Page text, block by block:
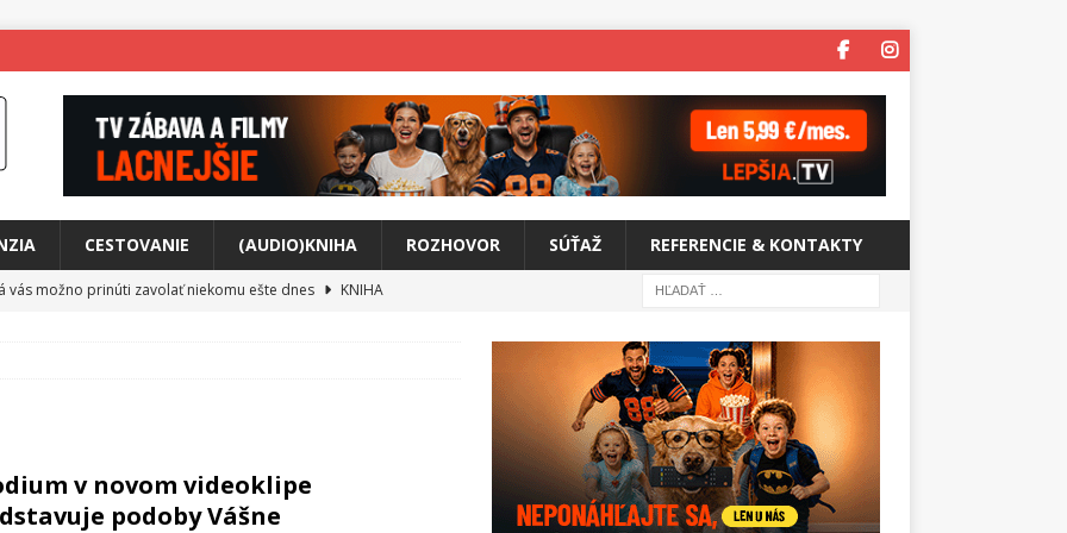
CESTOVANIE (AUDIO)KNIHA ROZHOVOR SÚŤAŽ REFERENCIE & KONTAKTY
vás možno prinúti zavolať niekomu ešte dnes
KNIHA
svet plný tajomstiev
FILM
v novom videoklipe
podoby Vášne